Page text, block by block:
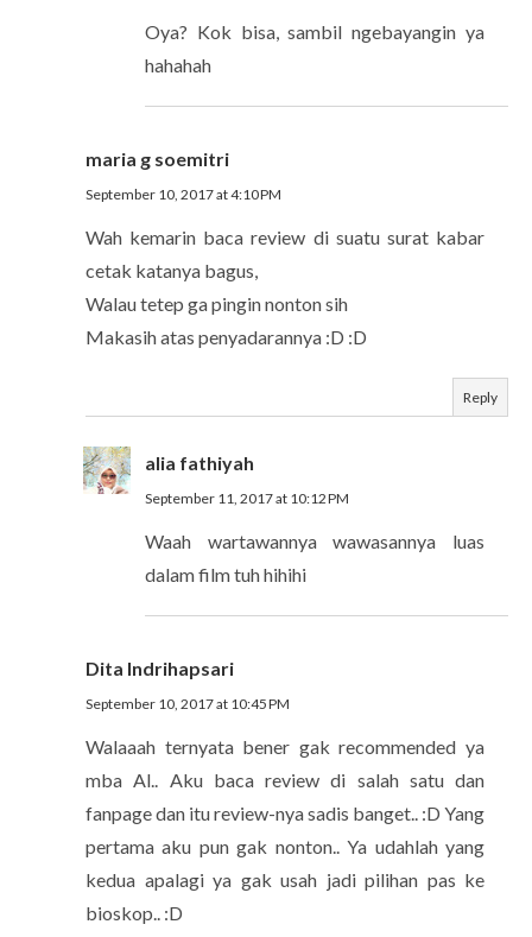
Oya? Kok bisa, sambil ngebayangin ya
hahahah
maria g soemitri
September 10, 2017 at 4:10 PM
Wah kemarin baca review di suatu surat kabar
cetak katanya bagus,
Walau tetep ga pingin nonton sih
Makasih atas penyadarannya :D :D
Reply
alia fathiyah
September 11, 2017 at 10:12 PM
Waah wartawannya wawasannya luas
dalam film tuh hihihi
Dita Indrihapsari
September 10, 2017 at 10:45 PM
Walaaah ternyata bener gak recommended ya
mba Al.. Aku baca review di salah satu dan
fanpage dan itu review-nya sadis banget.. :D Yang
pertama aku pun gak nonton.. Ya udahlah yang
kedua apalagi ya gak usah jadi pilihan pas ke
bioskop.. :D